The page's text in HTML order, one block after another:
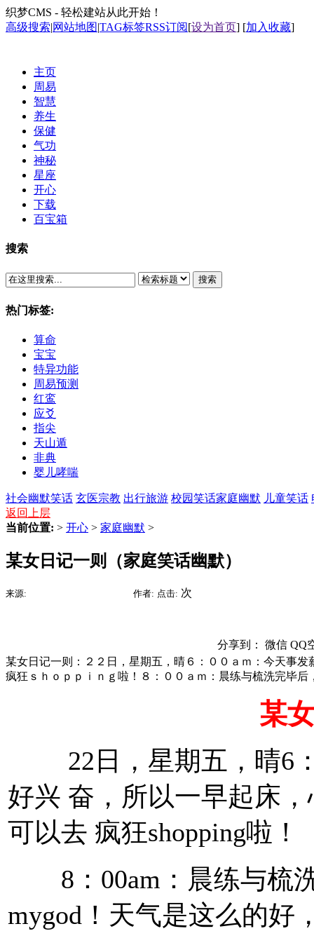
织梦CMS - 轻松建站从此开始！
高级搜索|网站地图|TAG标签RSS订阅[设为首页] [加入收藏]
主页
周易
智慧
养生
保健
气功
神秘
星座
开心
下载
百宝箱
搜索
搜索
热门标签:
算命
宝宝
特异功能
周易预测
红鸾
应爻
指尖
天山遁
非典
婴儿哮喘
社会幽默笑话 玄医宗教 出行旅游 校园笑话家庭幽默 儿童笑话
返回上层
当前位置: > 开心 > 家庭幽默 >
某女日记一则（家庭笑话幽默）
来源: 作者: 点击: 次
分享到： 微信 QQ
某女日记一则：２２日，星期五，晴６：００ａｍ：今天事
疯狂ｓｈｏｐｐｉｎｇ啦！８：００ａｍ：晨练与梳洗完毕后
某
22日，星期五，晴6：
好兴 奋，所以一早起床
可以去 疯狂shopping啦！
8：00am：晨练与梳
mygod！天气是这么的好